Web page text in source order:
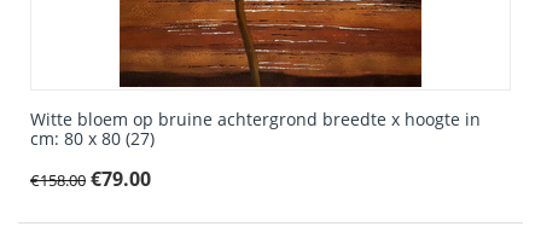
Witte bloem op bruine achtergrond breedte x hoogte in
cm: 80 x 80 (27)
€158.00 €79.00